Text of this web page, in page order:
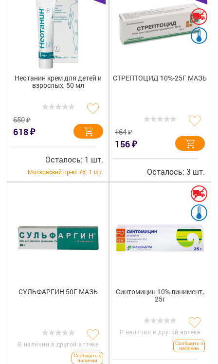
Неотанин крем для детей и
взрослых, 50 мл
650₽
618₽
Осталось: 1 шт.
Московский пр-кт 76: 1 шт.
СТРЕПТОЦИД 10%-25Г МАЗЬ
164₽
156₽
Осталось: 3 шт.
СУЛЬФАРГИН 50Г МАЗЬ
В наличии в другой аптеке
Сообщить о
наличии
Синтомицин 10% линимент,
25г
В наличии в другой аптеке
Сообщить о
наличии